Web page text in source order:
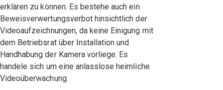
erklären zu können. Es bestehe auch ein
Beweisverwertungsverbot hinsichtlich der
Videoaufzeichnungen, da keine Einigung mit
dem Betriebsrat über Installation und
Handhabung der Kamera vorliege. Es
handele sich um eine anlasslose heimliche
Videoüberwachung.